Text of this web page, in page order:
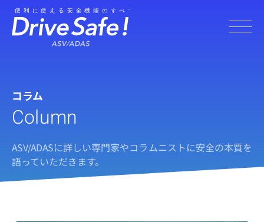
コラム
Column
ASV/ADASに詳しい専門家やコラムニストに安全の本質を
語っていただきます。